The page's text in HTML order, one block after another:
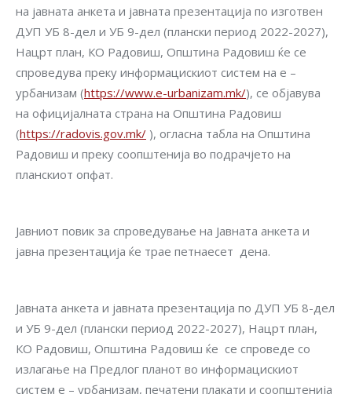
на јавната анкета и јавната презентација по изготвен
ДУП УБ 8-дел и УБ 9-дел (плански период 2022-2027),
Нацрт план, КО Радовиш, Општина Радовиш ќе се
спроведува преку информацискиот систем на е –
урбанизам (https://www.e-urbanizam.mk/), се објавува
на официјалната страна на Општина Радовиш
(https://radovis.gov.mk/ ), огласна табла на Општина
Радовиш и преку соопштенија во подрачјето на
планскиот опфат.
Јавниот повик за спроведување на Јавната анкета и
јавна презентација ќе трае петнаесет дена.
Јавната анкета и јавната презентација по ДУП УБ 8-дел
и УБ 9-дел (плански период 2022-2027), Нацрт план,
КО Радовиш, Општина Радовиш ќе се спроведе со
излагање на Предлог планот во информацискиот
систем е – урбанизам, печатени плакати и соопштенија